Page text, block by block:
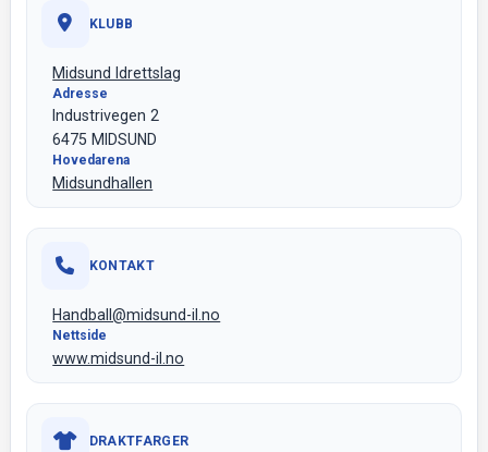
KLUBB
Midsund Idrettslag
Adresse
Industrivegen 2
6475 MIDSUND
Hovedarena
Midsundhallen
KONTAKT
Handball@midsund-il.no
Nettside
www.midsund-il.no
DRAKTFARGER